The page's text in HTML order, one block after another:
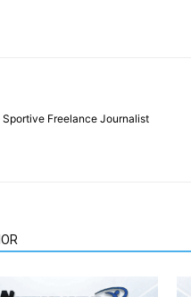
Freelance Journalist